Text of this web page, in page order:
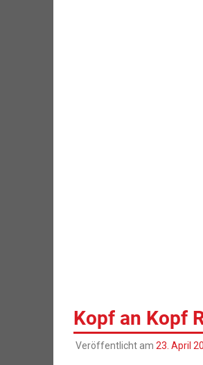
Kopf an Kopf
Veröffentlicht am 23. April